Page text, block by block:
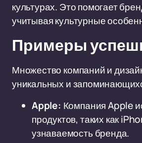
культурах. Это помогает
учитывая культурные
Примеры
Множество компаний и
уникальных и
Apple: Компания Apple
продуктов, таких как
узнаваемость бренда.